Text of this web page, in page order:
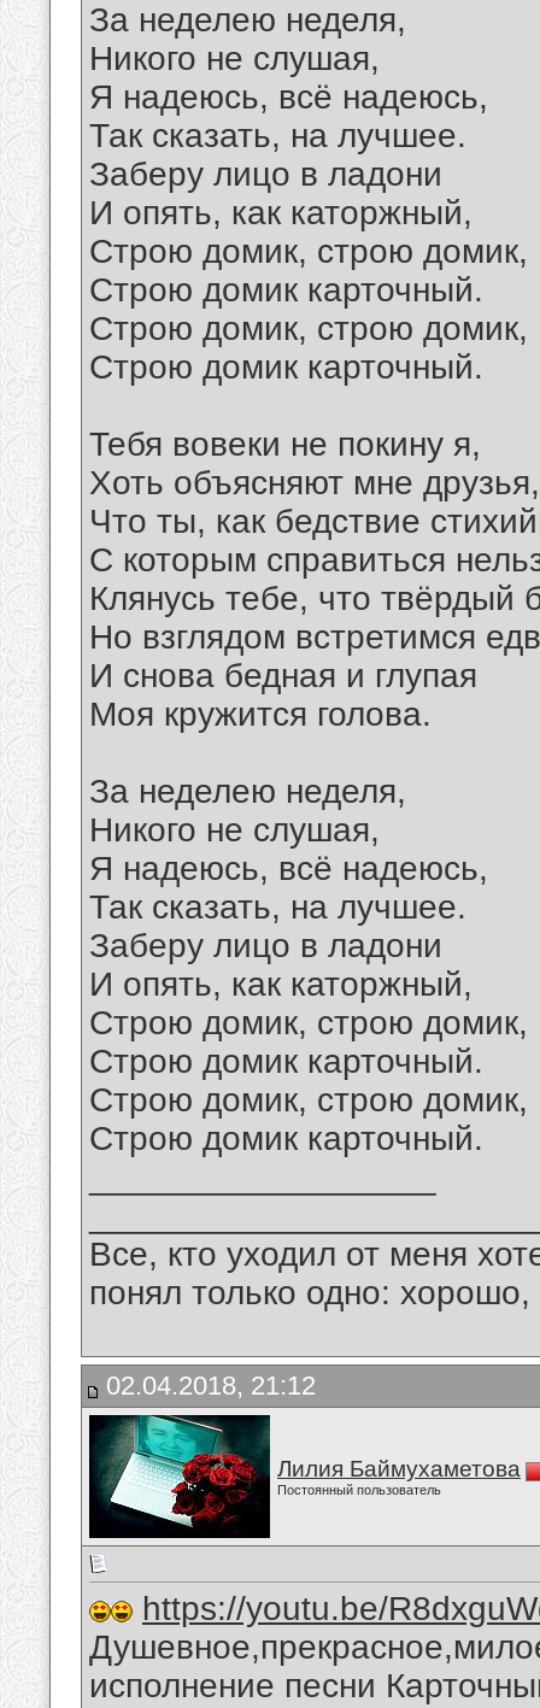
За неделею неделя,
Никого не слушая,
Я надеюсь, всё надеюсь,
Так сказать, на лучшее.
Заберу лицо в ладони
И опять, как каторжный,
Строю домик, строю домик,
Строю домик карточный.
Строю домик, строю домик,
Строю домик карточный.
Тебя вовеки не покину я,
Хоть объясняют мне друзья,
Что ты, как бедствие
С которым справиться
Клянусь тебе, что твёрдый
Но взглядом встретимся
И снова бедная и глупая
Моя кружится голова.
За неделею неделя,
Никого не слушая,
Я надеюсь, всё надеюсь,
Так сказать, на лучшее.
Заберу лицо в ладони
И опять, как каторжный,
Строю домик, строю домик,
Строю домик карточный.
Строю домик, строю домик,
Строю домик карточный.
Все, кто уходил от меня
понял только одно:
02.04.2018, 21:12
Лилия Баймухаметова
Постоянный пользователь
https://youtu.be/
исполнение песни